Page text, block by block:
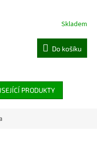
Skladem
Do košíku
PRODUKTY